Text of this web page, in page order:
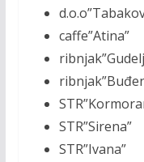
caffe”Atina”
STR”Sirena”
STR”Ivana”